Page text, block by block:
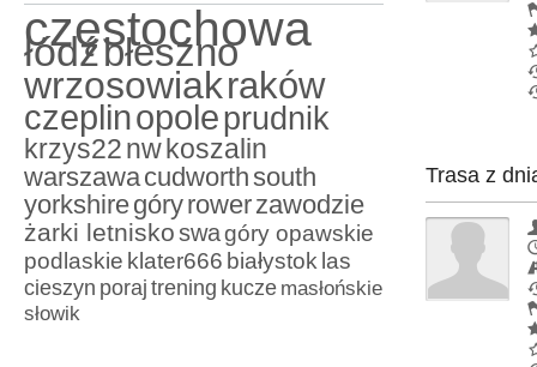
częstochowa
łódźbłeszno
wrzosowiakraków
czeplinopoleprudnik
krzys22nwkoszalin
warszawacudworthsouth
yorkshiregóryrowerzawodzie
żarki letniskoswagóry opawskie
podlaskie klater666 białystok las
cieszyn poraj trening kucze masłońskie
słowik
Trasa z